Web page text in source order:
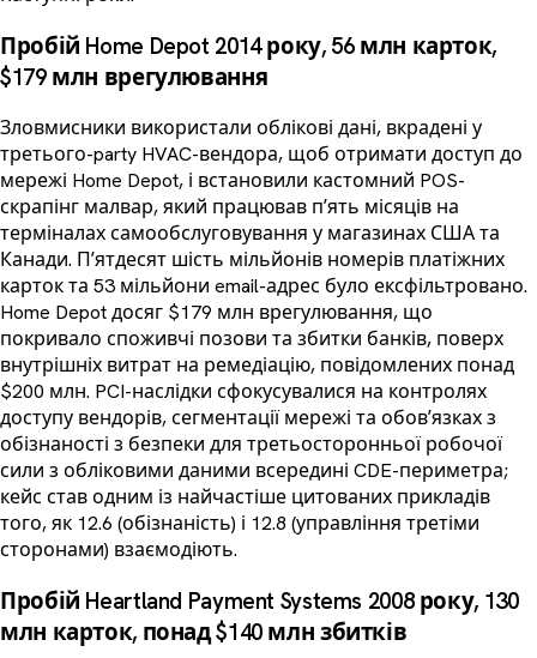
Пробій Home Depot 2014 року, 56 млн карток,
$179 млн врегулювання
Зловмисники використали облікові дані, вкрадені у
третього-party HVAC-вендора, щоб отримати доступ до
мережі Home Depot, і встановили кастомний POS-
скрапінг малвар, який працював пʼять місяців на
терміналах самообслуговування у магазинах США та
Канади. Пʼятдесят шість мільйонів номерів платіжних
карток та 53 мільйони email-адрес було ексфільтровано.
Home Depot досяг $179 млн врегулювання, що
покривало споживчі позови та збитки банків, поверх
внутрішніх витрат на ремедіацію, повідомлених понад
$200 млн. PCI-наслідки сфокусувалися на контролях
доступу вендорів, сегментації мережі та обовʼязках з
обізнаності з безпеки для третьосторонньої робочої
сили з обліковими даними всередині CDE-периметра;
кейс став одним із найчастіше цитованих прикладів
того, як 12.6 (обізнаність) і 12.8 (управління третіми
сторонами) взаємодіють.
Пробій Heartland Payment Systems 2008 року, 130
млн карток, понад $140 млн збитків